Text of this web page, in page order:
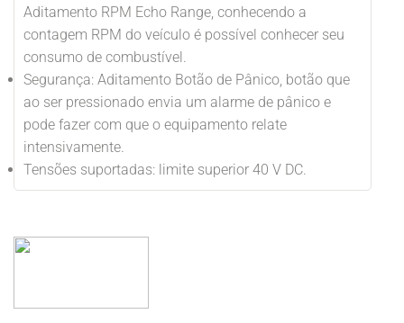
Aditamento RPM Echo Range, conhecendo a
contagem RPM do veículo é possível conhecer seu
consumo de combustível.
Segurança: Aditamento Botão de Pânico, botão que
ao ser pressionado envia um alarme de pânico e
pode fazer com que o equipamento relate
intensivamente.
Tensões suportadas: limite superior 40 V DC.